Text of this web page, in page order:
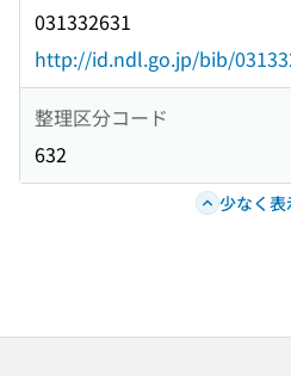
031332631
http://id.ndl.go.jp/bib/
整理区分コード
632
少なく表